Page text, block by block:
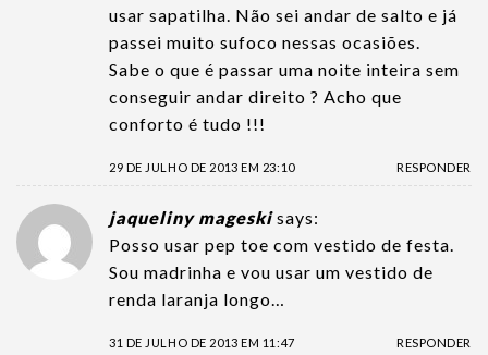
usar sapatilha. Não sei andar de salto e já
passei muito sufoco nessas ocasiões.
Sabe o que é passar uma noite inteira sem
conseguir andar direito ? Acho que
conforto é tudo !!!
29 DE JULHO DE 2013 EM 23:10 RESPONDER
jaqueliny mageski says:
Posso usar pep toe com vestido de festa.
Sou madrinha e vou usar um vestido de
renda laranja longo…
31 DE JULHO DE 2013 EM 11:47 RESPONDER